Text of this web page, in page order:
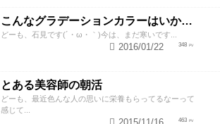
こんなグラデーションカラーはいかがですか?
どーも、石見です(´・ω・｀)今は、まだ寒いです...
348
2016/01/22
とある美容師の朝活
どーも、最近色んな人の思いに栄養もらってるなーって
感じて...
463